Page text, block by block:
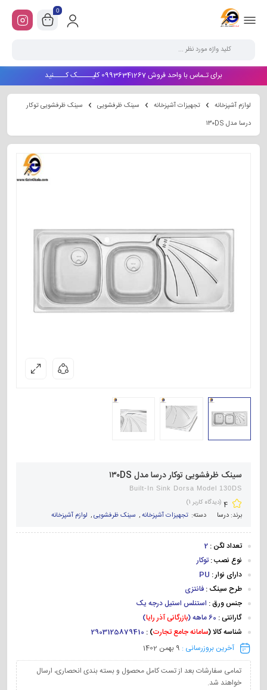
0
برای تـماس با واحد فروش 09936341267 کلیـــــک کــــنید
لوازم آشپزخانه تجهیزات آشپزخانه سینک ظرفشویی
سینک ظرفشویی توکار
درسا مدل ۱۳۰DS
سینک ظرفشویی توکار درسا مدل ۱۳۰DS
Built-In Sink Dorsa Model 130DS
4 (دیدگاه کاربر1
)
برند: درسا دسته: تجهیزات آشپزخانه, سینک ظرفشویی, لوازم آشپزخانه
تعداد لگن :
نوع نصب : توکار
دارای نوار :
طرح سینک : فانتزی
جنس ورق : استنلس استیل درجه یک
گارانتی : 60 ماهه ( بازرگانی آذر رایا)
شناسه کالا (سامانه جامع تجارت) :
2903125879410
آخرین بروزرسانی : 9 بهمن 1402
تمامی سفارشات بعد از تست کامل محصول و بسته بندی انحصاری، ارسال
خواهند شد.